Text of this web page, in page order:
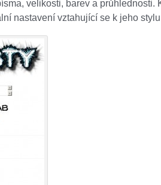
velikosti, barev a průhlednosti.
nastavení vztahující se k jeho